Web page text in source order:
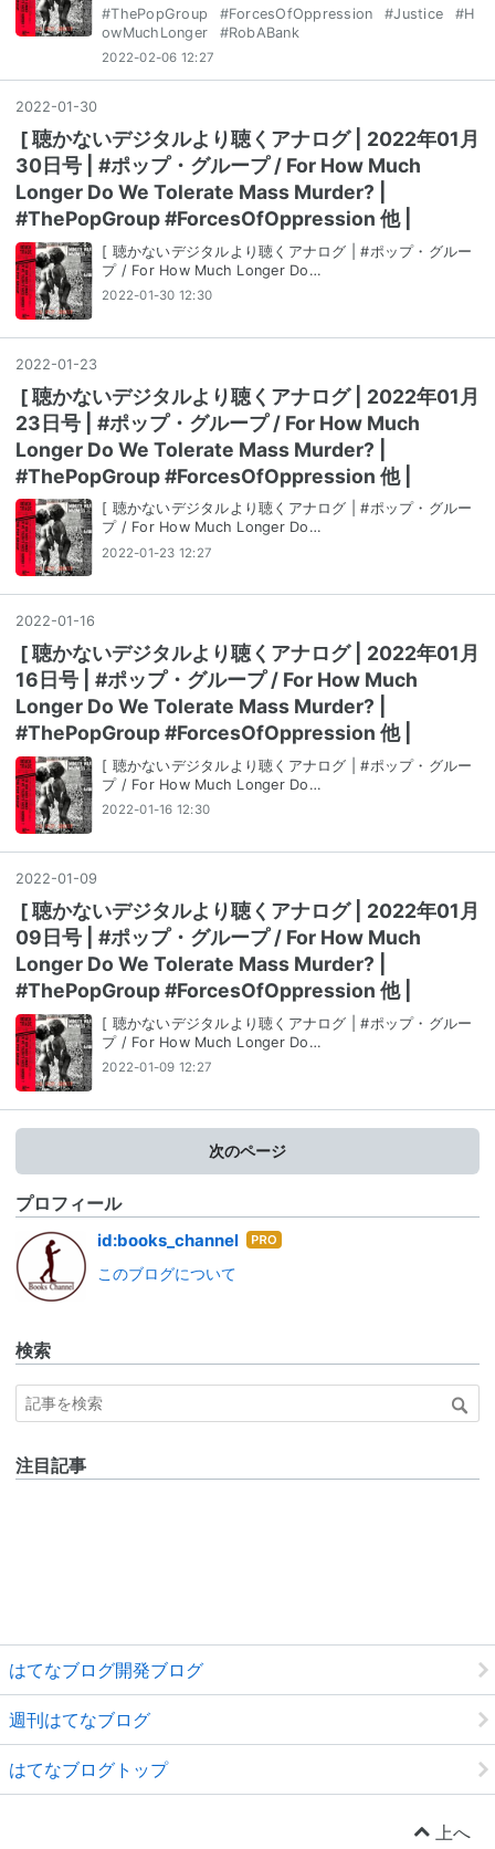
#ThePopGroup #ForcesOfOppression #Justice #H
owMuchLonger
#RobABank
2022-02-06 12:27
2022-01 -30
[ 聴かないデジタルより聴くアナログ | 2022年01月
30日号 | #ポップ・グループ / For How Much
Longer Do We Tolerate Mass Murder? |
#ThePopGroup #ForcesOfOppression 他 |
[ 聴かないデジタルより聴くアナログ | #ポップ・グルー
プ / For How Much Longer Do…
2022-01-30 12:30
2022-01 -23
[ 聴かないデジタルより聴くアナログ | 2022年01月
23日号 | #ポップ・グループ / For How Much
Longer Do We Tolerate Mass Murder? |
#ThePopGroup #ForcesOfOppression 他 |
[ 聴かないデジタルより聴くアナログ | #ポップ・グルー
プ / For How Much Longer Do…
2022-01-23 12:27
2022-01 -16
[ 聴かないデジタルより聴くアナログ | 2022年01月
16日号 | #ポップ・グループ / For How Much
Longer Do We Tolerate Mass Murder? |
#ThePopGroup #ForcesOfOppression 他 |
[ 聴かないデジタルより聴くアナログ | #ポップ・グルー
プ / For How Much Longer Do…
2022-01-16 12:30
2022-01 -09
[ 聴かないデジタルより聴くアナログ | 2022年01月
09日号 | #ポップ・グループ / For How Much
Longer Do We Tolerate Mass Murder? |
#ThePopGroup #ForcesOfOppression 他 |
[ 聴かないデジタルより聴くアナログ | #ポップ・グルー
プ / For How Much Longer Do…
2022-01-09 12:27
次のページ
プロフィール
id:books_channel はて
このブログについて
検索
注目記事
はてなブログ開発ブログ
週刊はてなブログ
はてなブログトップ
上へ